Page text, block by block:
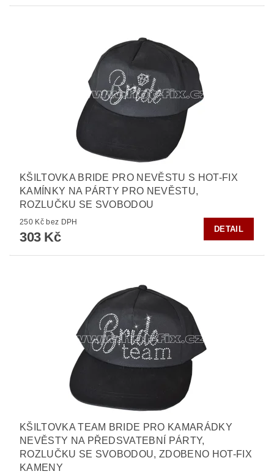
KŠILTOVKA BRIDE PRO NEVĚSTU S HOT-FIX
KAMÍNKY NA PÁRTY PRO NEVĚSTU,
ROZLUČKU SE SVOBODOU
250 Kč bez DPH
303 Kč
DETAIL
KŠILTOVKA TEAM BRIDE PRO KAMARÁDKY
NEVĚSTY NA PŘEDSVATEBNÍ PÁRTY,
ROZLUČKU SE SVOBODOU, ZDOBENO HOT-FIX
KAMENY